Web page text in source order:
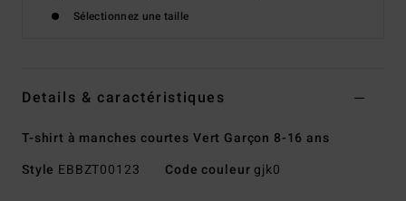
Sélectionnez une taille
Details & caractéristiques
T-shirt à manches courtes Vert Garçon 8-16 ans
Style EBBZT00123 Code couleur gjk0